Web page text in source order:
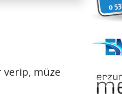
verip, müze